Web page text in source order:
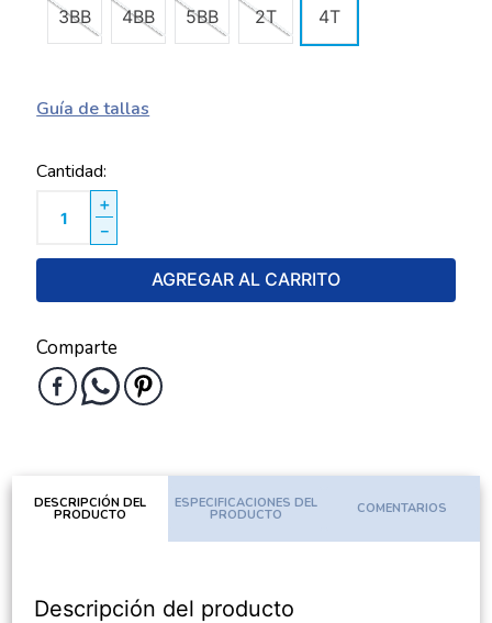
3BB 4BB 5BB 2T 4T
Guía de tallas
Cantidad
＋
－
AGREGAR AL CARRITO
Comparte
DESCRIPCIÓN DEL
PRODUCTO
ESPECIFICACIONES DEL
PRODUCTO COMENTARIOS
Descripción del producto